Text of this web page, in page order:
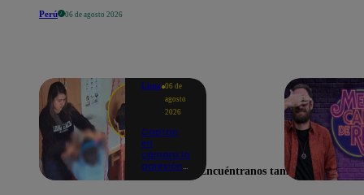
Perú 06 de agosto 2026
Lima 06 de
agosto
2026
Captan
en
cámara la
agresión
Encuéntranos también en